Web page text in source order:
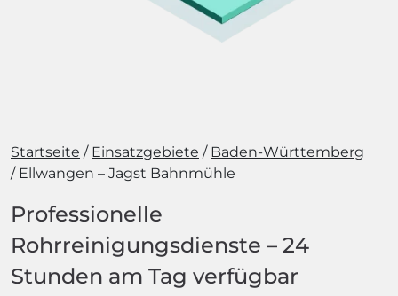
Startseite Einsatzgebiete
Baden-Württemberg
Ellwangen – Jagst Bahnmühle
Professionelle
Rohrreinigungsdienste – 24
Stunden am Tag verfügbar